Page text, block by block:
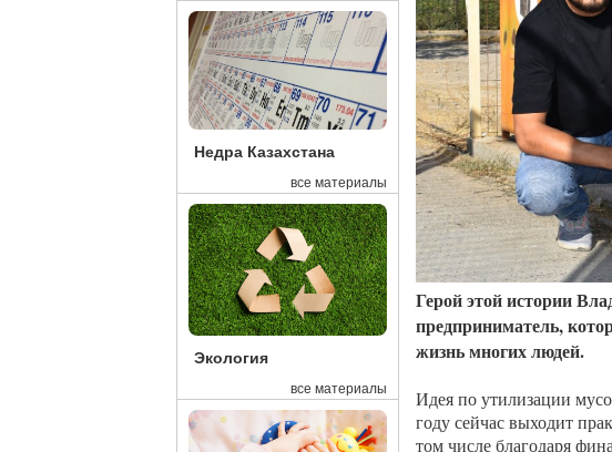
Недра Казахстана
все материалы
Экология
все материалы
Герой этой истории
предприниматель,
жизнь многих людей.
Идея по утилизации
году сейчас выходит
том числе благодаря